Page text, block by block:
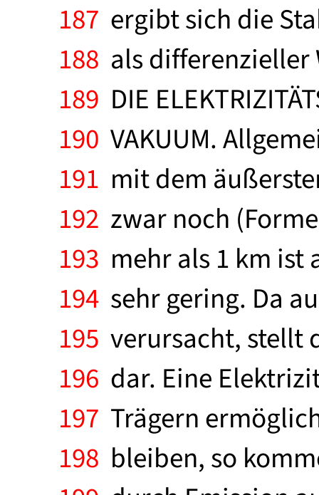
187 ergibt sich die
188 als differenzieller
189 DIE
190 VAKUUM.
191 mit dem
192 zwar noch
193 mehr als 1 km
194 sehr gering. Da
195 verursacht, stellt
196 dar. Eine
197 Trägern
198 bleiben, so